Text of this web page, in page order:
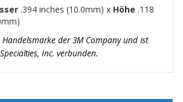
.394 inches (10.0mm) x Höhe .118
der 3M Company und ist
Inc. verbunden.